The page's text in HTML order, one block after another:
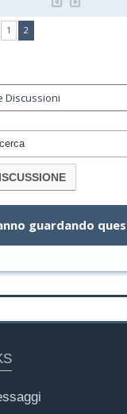
1 2(current)
guardando